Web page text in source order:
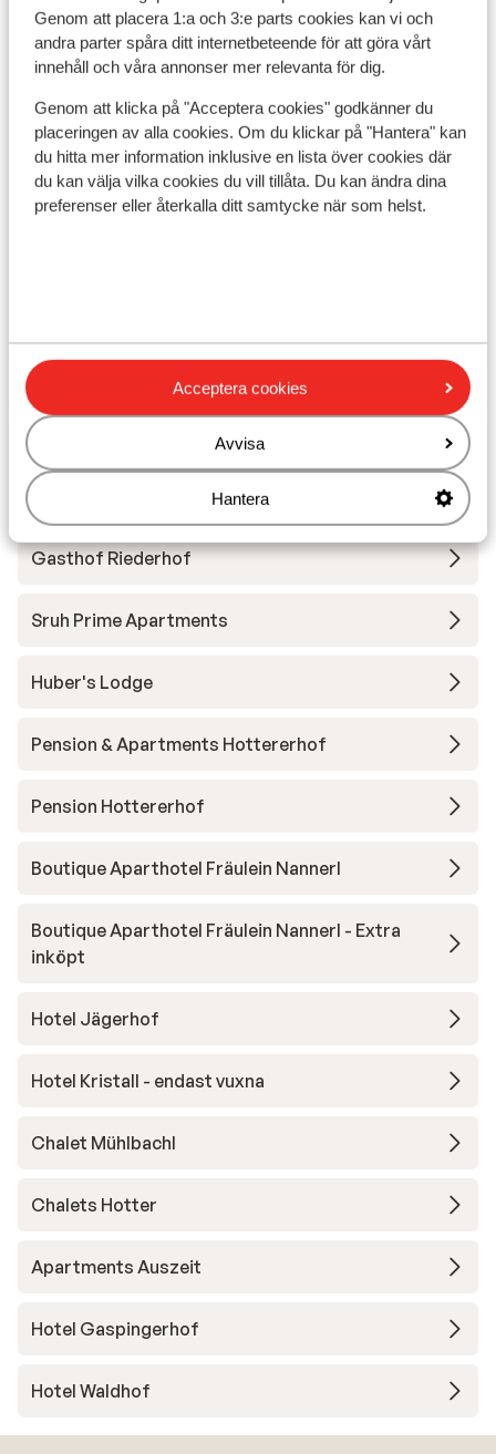
Genom att placera 1:a och 3:e parts cookies kan vi och
andra parter spåra ditt internetbeteende för att göra vårt
innehåll och våra annonser mer relevanta för dig.
Genom att klicka på "Acceptera cookies" godkänner du
placeringen av alla cookies. Om du klickar på "Hantera" kan
du hitta mer information inklusive en lista över cookies där
du kan välja vilka cookies du vill tillåta. Du kan ändra dina
preferenser eller återkalla ditt samtycke när som helst.
Acceptera cookies
Avvisa
Hantera
Avstånd till pist ca 950 m
Avstånd till skidbuss ca 100 m
Avstånd till skidlift dorfbahn är ca 950 m:
isskogelbahn är ca 2,2 km
Närmaste kiosk ca 750 m
Liftkort/Utrustning/Skidskola
Utrustning
Andra boenden i Zillertal Arena
Gasthof Riederhof
Sruh Prime Apartments
Huber's Lodge
Pension & Apartments Hottererhof
Pension Hottererhof
Boutique Aparthotel Fräulein Nannerl
Boutique Aparthotel Fräulein Nannerl - Extra
inköpt
Hotel Jägerhof
Hotel Kristall - endast vuxna
Chalet Mühlbachl
Chalets Hotter
Apartments Auszeit
Hotel Gaspingerhof
Hotel Waldhof